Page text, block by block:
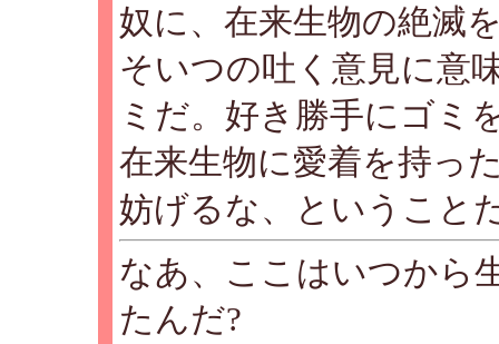
奴に、在来生物の絶滅
そいつの吐く意見に意
ミだ。好き勝手にゴミ
在来生物に愛着を持っ
妨げるな、ということ
なあ、ここはいつから
たんだ?